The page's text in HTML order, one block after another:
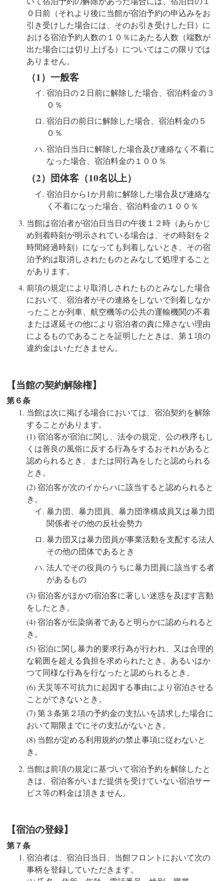
０日前（それより後に当館が宿泊予約の申込みをお
引き受けした場合には、そのお引き受けした日）に
おける宿泊予約人数の１０％にあたる人数（端数が
出た場合には切り上げる）についてはこの限りでは
ありません。
（1）一般客
宿泊日の２日前に解除した場合、宿泊料金の３
０％
宿泊日の前日に解除した場合、宿泊料金の５
０％
宿泊日当日に解除した場合及び連絡なく不着に
なった場合、宿泊料金の１００％
（2）団体客（10名以上）
宿泊日から1か月前に解除した場合及び連絡な
く不着になった場合、宿泊料金の１００％
当館は宿泊者が宿泊日当日の午後１２時（あらかじ
め到着時刻が明示されている場合は、その時刻を２
時間経過時刻）になっても到着しないとき、その宿
泊予約は取消しされたものとみなして処理すること
があります。
前項の規定により取消しされたものとみなした場合
において、宿泊者がその連絡をしないで到着しなか
ったことが列車、航空機等の公共の運輸機関の不着
または遅延その他により宿泊者の責に帰さない理由
によるものであることを証明したときは、第１項の
違約金はいただきません。
【当館の契約解除権】
第６条
当館は次に掲げる場合においては、宿泊契約を解除
することがあります。
宿泊客が宿泊に関し、法令の規定、公の秩序もし
くは善良の風俗に反する行為をするおそれがあると
認められるとき、または同行為をしたと認められる
とき。
宿泊客が次のイからハに該当すると認められると
き。
暴力団、暴力団員、暴力団準構成員又は暴力団
関係者その他の反社会勢力
暴力団又は暴力団員が事業活動を支配する法人
その他の団体であるとき
法人でその役員のうちに暴力団員に該当する者
があるもの
宿泊客がほかの宿泊客に著しい迷惑を及ぼす言動
をしたとき。
宿泊客が伝染病者であると明らかに認められると
き。
宿泊に関し暴力的要求行為が行われ、又は合理的
な範囲を超える負担を求められたとき。あるいはか
つて同様な行為を行なったと認められるとき。
天災等不可抗力に起因する事由により宿泊させる
ことができないとき。
第３条第２項の予約金の支払いを請求した場合に
おいて期限までにその支払がないとき。
当館が定める利用規約の禁止事項に従わないと
き。
当館は前項の規定に基づいて宿泊予約を解除したと
きは、宿泊客がいまだ提供を受けていない宿泊サー
ビス等の料金は頂きません。
【宿泊の登録】
第７条
宿泊者は、宿泊日当日、当館フロントにおいて次の
事柄を登録していただきます。